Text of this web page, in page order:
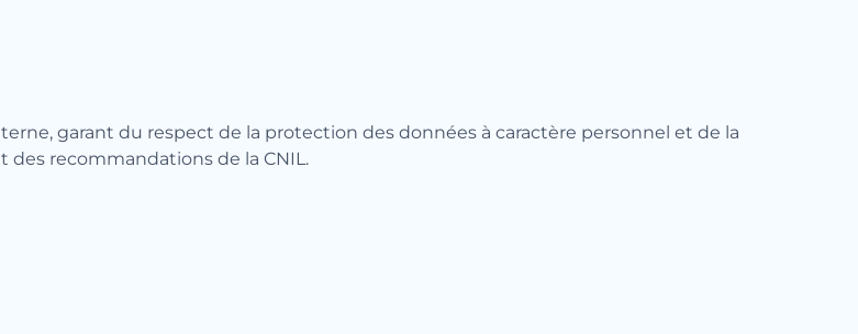
garant du respect de la protection des données à caractère personnel et de la
recommandations de la CNIL.